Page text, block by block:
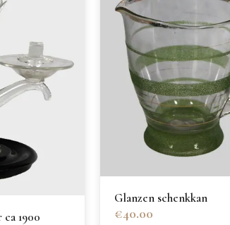
1900
Glanzen schenkkan
€40.00